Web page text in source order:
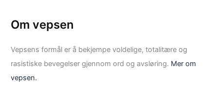
Om vepsen
Vepsens formål er å bekjempe voldelige, totalitære og
rasistiske bevegelser gjennom ord og avsløring. Mer om
vepsen.